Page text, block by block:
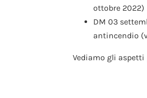
ottobre 2022)
DM 03
antincendio
Vediamo gli